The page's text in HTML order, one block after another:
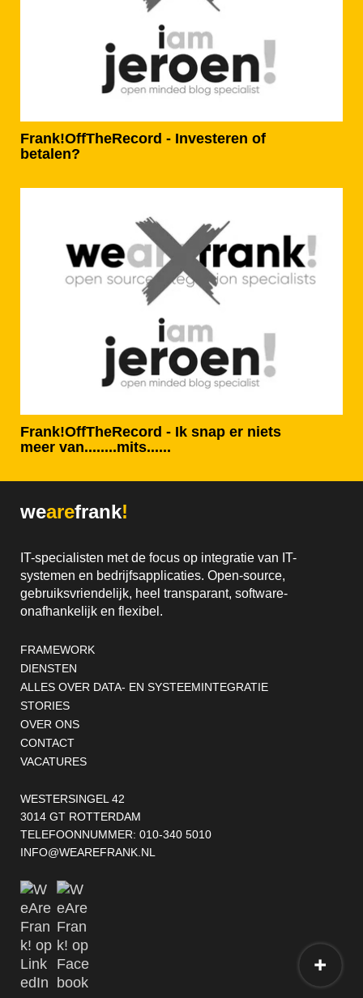
Frank!OffTheRecord - Investeren of
betalen?
Frank!OffTheRecord - Ik snap er niets
meer van........mits......
wearefrank!
IT-specialisten met de focus op integratie van IT-
systemen en bedrijfsapplicaties. Open-source,
gebruiksvriendelijk, heel transparant, software-
onafhankelijk en flexibel.
Footernavigatie
FRAMEWORK
DIENSTEN
ALLES OVER DATA- EN SYSTEEMINTEGRATIE
STORIES
OVER ONS
CONTACT
VACATURES
WESTERSINGEL 42
3014 GT ROTTERDAM
TELEFOONNUMMER: 010-340 5010
INFO@WEAREFRANK.NL